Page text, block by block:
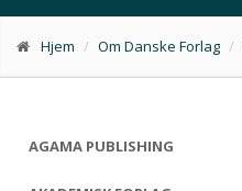
Hjem Om Danske Forlag
AGAMA PUBLISHING